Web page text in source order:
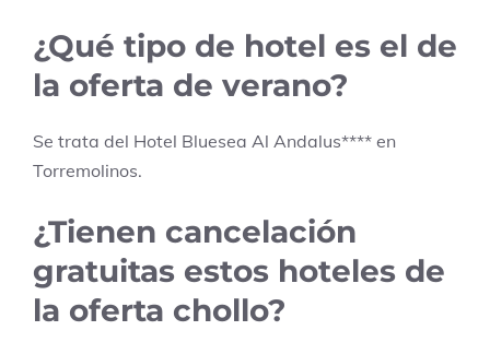
¿Qué tipo de hotel es el de
la oferta de verano?
Se trata del Hotel Bluesea Al Andalus**** en
Torremolinos.
¿Tienen cancelación
gratuitas estos hoteles de
la oferta chollo?